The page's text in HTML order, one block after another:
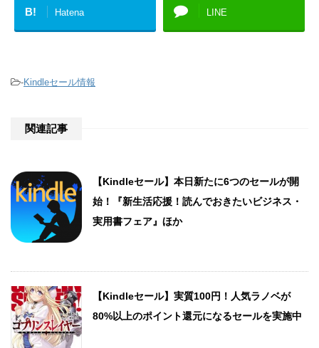
B! Hatena LINE
-Kindleセール情報
関連記事
【Kindleセール】本日新たに6つのセールが開
始！『新生活応援！読んでおきたいビジネス・
実用書フェア』ほか
【Kindleセール】実質100円！人気ラノベが
80%以上のポイント還元になるセールを実施中